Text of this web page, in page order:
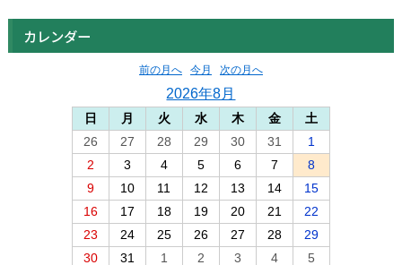
カレンダー
前の月へ 今月 次の月へ
2026年8月
日 月 火 水 木 金
土
26
27 28 29 30 31
1
2
3 4 5 6 7
8
9
10 11 12 13 14
15
16
17 18 19 20 21
22
23
24 25 26 27 28
29
30
31 1 2 3 4 5